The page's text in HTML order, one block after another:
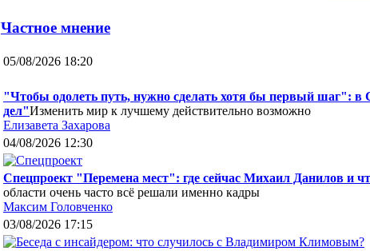
Частное мнение
05/08/2026 18:20
"Чтобы одолеть путь, нужно сделать хотя бы первый шаг":
дел"Изменить мир к лучшему действительно возможно
Елизавета Захарова
04/08/2026 12:30
Спецпроект "Перемена мест": где сейчас Михаил Данилов и
области очень часто всё решали именно кадры
Максим Головченко
03/08/2026 17:15